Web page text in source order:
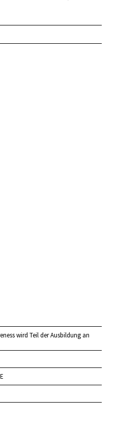
wird Teil der Ausbildung an